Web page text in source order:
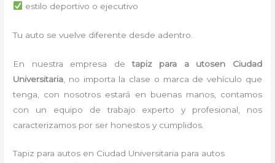
estilo deportivo o ejecutivo
Tu auto se vuelve diferente desde adentro.
En nuestra empresa detapiz para a utosen Ciudad
Universitaria , no importa la clase o marca de vehículo que
tenga, con nosotros estará en buenas manos, contamos
con un equipo de trabajo experto y profesional, nos
caracterizamos por ser honestos y cumplidos.
Tapiz para autos en Ciudad Universitaria para autos